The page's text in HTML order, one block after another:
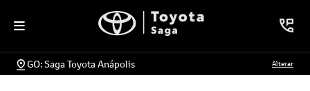
GO: Saga Toyota Anápolis Alterar